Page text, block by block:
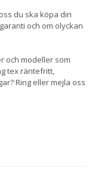
du ska köpa din
och om olyckan
och modeller som
tex räntefritt,
Ring eller mejla oss